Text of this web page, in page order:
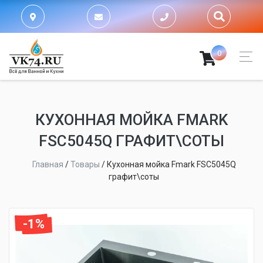
0
КУХОННАЯ МОЙКА FMARK
FSC5045Q ГРАФИТ\СОТЫ
Главная /Товары / Кухонная мойка Fmark FSC5045Q
графит\соты
-1%